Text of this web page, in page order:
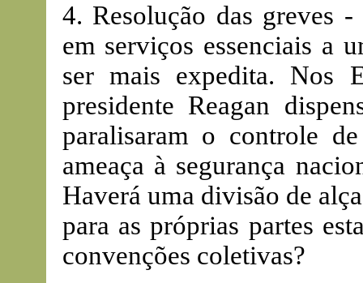
4. Resolução das greves
em serviços essenciais a
ser mais expedita. Nos
presidente Reagan
paralisaram o controle
ameaça à segurança
Haverá uma divisão de
para as próprias partes
convenções coletivas?